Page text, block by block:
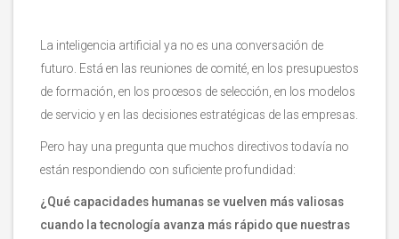
La inteligencia artificial ya no es una conversación de
futuro. Está en las reuniones de comité, en los presupuestos
de formación, en los procesos de selección, en los modelos
de servicio y en las decisiones estratégicas de las empresas.
Pero hay una pregunta que muchos directivos todavía no
están respondiendo con suficiente profundidad:
¿Qué capacidades humanas se vuelven más valiosas
cuando la tecnología avanza más rápido que nuestras